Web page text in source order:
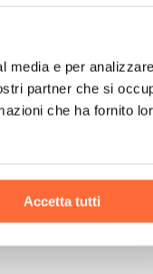
media e per
partner che si
che ha fornito
Accetta tutti